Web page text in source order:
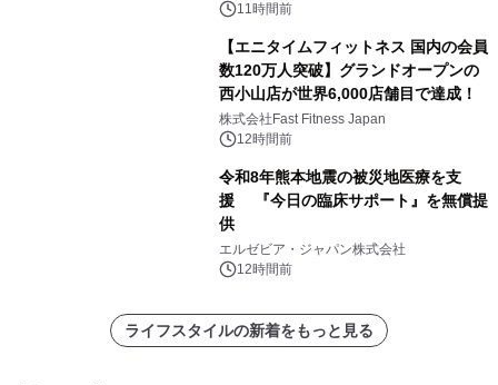
11時間前
【エニタイムフィットネス 国内の会員
数120万人突破】グランドオープンの
西小山店が世界6,000店舗目で達成！
株式会社Fast Fitness Japan
12時間前
令和8年熊本地震の被災地医療を支
援 『今日の臨床サポート』を無償提
供
エルゼビア・ジャパン株式会社
12時間前
ライフスタイルの新着をもっと見る